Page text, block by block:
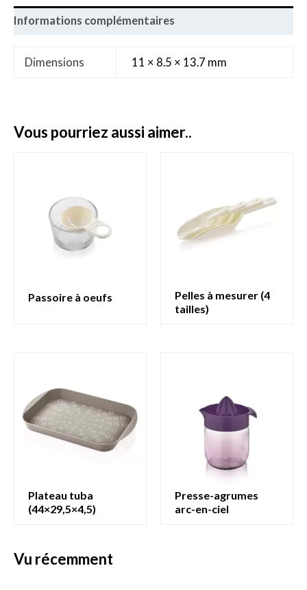
Informations complémentaires
Dimensions 11 × 8.5 × 13.7 mm
vous pourriez aussi aimer..
passoire à oeufs
pelles à mesurer (4
tailles)
plateau tuba
(44×29,5×4,5)
presse-agrumes
arc-en-ciel
vu récemment